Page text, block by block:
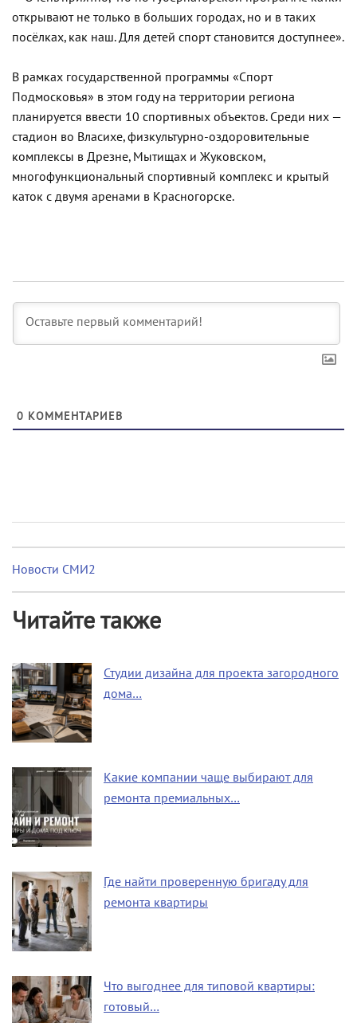
открывают не только в больших городах, но и в таких
посёлках, как наш. Для детей спорт становится доступнее».
В рамках государственной программы «Спорт
Подмосковья» в этом году на территории региона
планируется ввести 10 спортивных объектов. Среди них —
стадион во Власихе, физкультурно-оздоровительные
комплексы в Дрезне, Мытищах и Жуковском,
многофункциональный спортивный комплекс и крытый
каток с двумя аренами в Красногорске.
0 КОММЕНТАРИЕВ
Новости СМИ2
Читайте также
Студии дизайна для проекта загородного
дома…
Какие компании чаще выбирают для
ремонта премиальных…
Где найти проверенную бригаду для
ремонта квартиры
Что выгоднее для типовой квартиры:
готовый…